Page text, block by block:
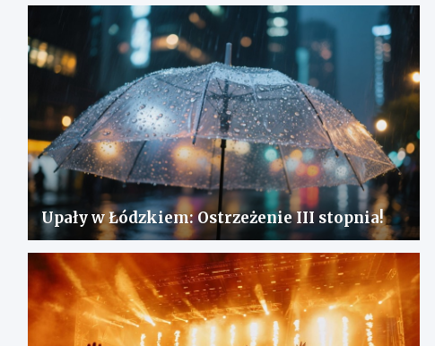
Upały w Łódzkiem: Ostrzeżenie III stopnia!